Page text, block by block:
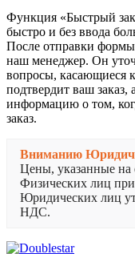
Функция «Быстрый
быстро и без ввода
После отправки формы
наш менеджер. Он
вопросы, касающиеся
подтвердит ваш
информацию о том,
заказ.
Вниманию
Цены, указанные на
Физических лиц
Юридических лиц
НДС.